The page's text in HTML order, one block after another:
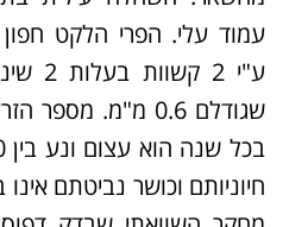
עמוד עלי. הפרי הלקט
ע"י 2
שגודלם 0.6 מ"מ.